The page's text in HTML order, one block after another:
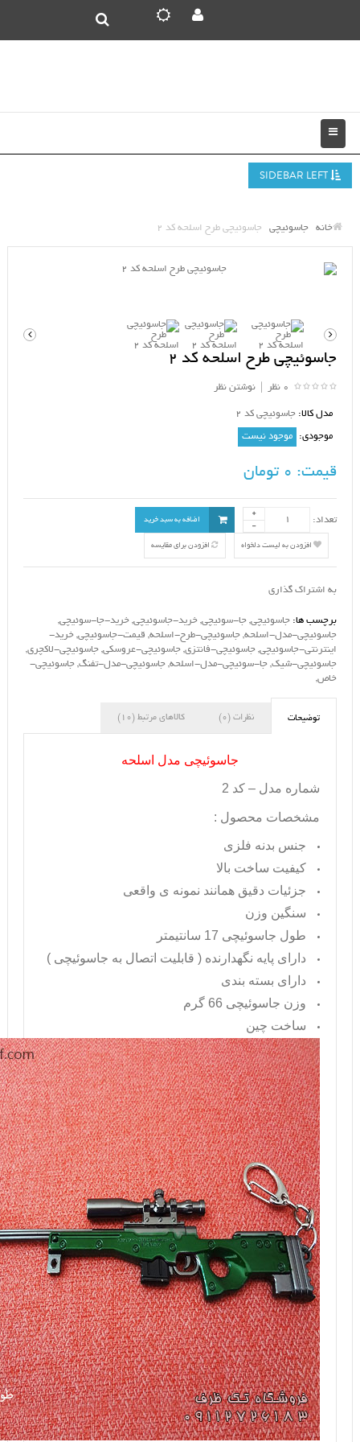
خانه جاسوئیچی جاسوئیچی طرح اسلحه کد 2
جاسوئیچی طرح اسلحه کد 2
0 نظر نوشتن نظر
مدل کالا: جاسوئیچی کد 2
موجودی: موجود نیست
قیمت:
تعداد: اضافه به سبد خرید
افزودن به لیست دلخواه افزودن برای مقایسه
به اشتراک گذاری
برچسب ها: جاسوئیچی, جا-سوئیچی, خرید-جاسوئیچی, خرید-جا-سوئیچی,
جاسوئیچی-مدل-اسلحه, جاسوئیچی-طرح-اسلحه, قیمت-جاسوئیچی, خرید-
اینترنتی-جاسوئیچی, جاسوئیچی-فانتزی, جاسوئیچی-عروسکی, جاسوئیچی-لاکچری,
جاسوئیچی-شیک, جا-سوئیچی-مدل-اسلحه, جاسوئیچی-مدل-تفنگ, جاسوئیچی-
خاص,
توضیحات نظرات (0) کالاهای مرتبط (10)
جاسوئیچی مدل اسلحه
شماره مدل – کد 2
مشخصات محصول :
جنس بدنه فلزی
کیفیت ساخت بالا
جزئیات دقیق همانند نمونه ی واقعی
سنگین وزن
طول جاسوئیچی 17 سانتیمتر
دارای پایه نگهدارنده ( قابلیت اتصال به جاسوئیچی )
دارای بسته بندی
وزن جاسوئیچی 66 گرم
ساخت چین